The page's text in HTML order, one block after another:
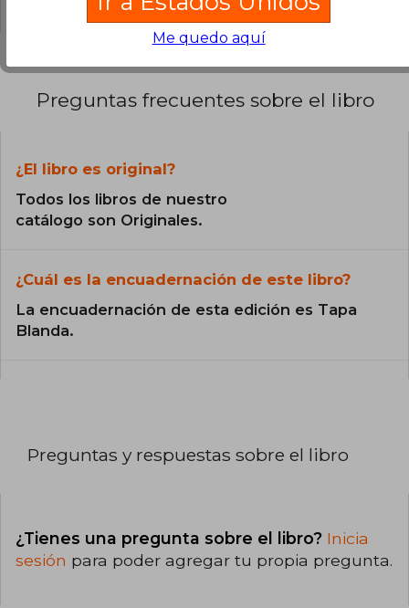
académico, han sido fundamentales en el
estudio y enseñanza del derecho internacional.
Pastor Ridruejo ha sido reconocido con la
la Católica y la Gran Cruz de la Orden de San
Preguntas frecuentes sobre el libro
¿El libro es original?
Todos los libros de nuestro
catálogo son Originales.
¿Cuál es la encuadernación de este libro?
La encuadernación de esta edición es Tapa
Blanda.
Preguntas y respuestas sobre el libro
¿Tienes una pregunta sobre el libro? Inicia
sesión para poder agregar tu propia pregunta.
Me quedo aquí